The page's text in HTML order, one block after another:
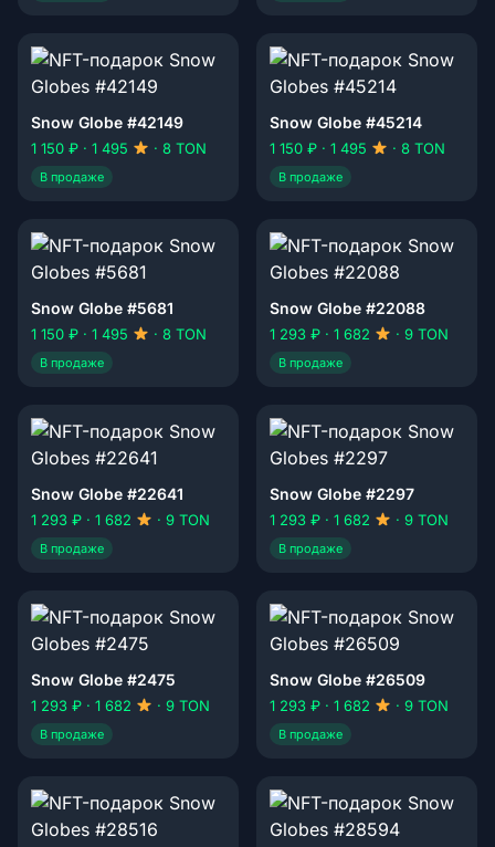
Snow Globe #42149
1 150 ₽ · 1 495 · 8 TON
В продаже
Snow Globe #45214
1 150 ₽ · 1 495 · 8 TON
В продаже
Snow Globe #5681
1 150 ₽ · 1 495 · 8 TON
В продаже
Snow Globe #22088
1 293 ₽ · 1 682 · 9 TON
В продаже
Snow Globe #22641
1 293 ₽ · 1 682 · 9 TON
В продаже
Snow Globe #2297
1 293 ₽ · 1 682 · 9 TON
В продаже
Snow Globe #2475
1 293 ₽ · 1 682 · 9 TON
В продаже
Snow Globe #26509
1 293 ₽ · 1 682 · 9 TON
В продаже